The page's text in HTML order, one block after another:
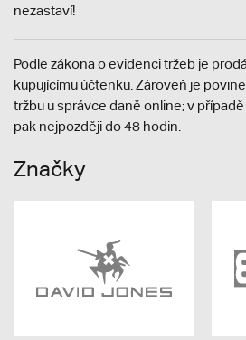
nezastaví!
Podle zákona o evidenci tržeb je
kupujícímu účtenku. Zároveň je
tržbu u správce daně online; v
pak nejpozději do 48 hodin.
Značky